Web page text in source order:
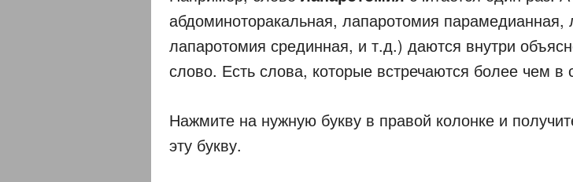
абдоминоторакальная, лапаротомия парамедианная,
лапаротомия срединная, и т.д.) даются внутри
слово. Есть слова, которые встречаются более чем в
Нажмите на нужную букву в правой колонке и
эту букву.